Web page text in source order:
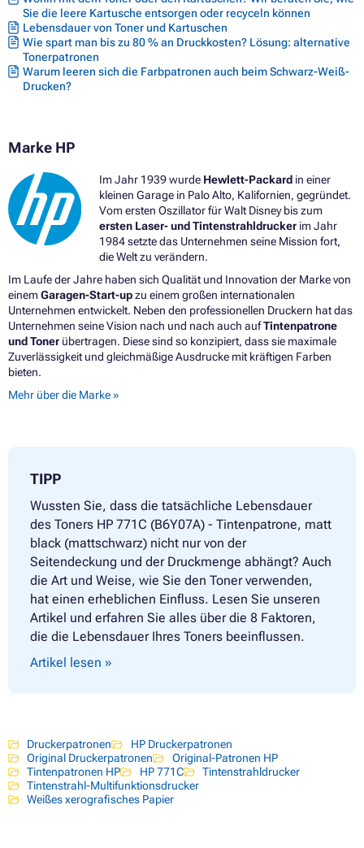
Sie die leere Kartusche entsorgen oder recyceln können
Lebensdauer von Toner und Kartuschen
Wie spart man bis zu 80 % an Druckkosten? Lösung: alternative
Tonerpatronen
Warum leeren sich die Farbpatronen auch beim Schwarz-Weiß-
Drucken?
Marke HP
Im Jahr 1939 wurde Hewlett-Packardin einer
kleinen Garage in Palo Alto, Kalifornien, gegründet.
Vom ersten Oszillator für Walt Disney bis zum
ersten Laser- und Tintenstrahldruckerim Jahr
1984 setzte das Unternehmen seine Mission fort,
die Welt zu verändern.
Im Laufe der Jahre haben sich Qualität und Innovation der Marke von
einemGaragen-Start-upzu einem großen internationalen
Unternehmen entwickelt. Neben den professionellen Druckern hat das
Unternehmen seine Vision nach und nach auch aufTintenpatrone
und Toner übertragen. Diese sind so konzipiert, dass sie maximale
Zuverlässigkeit und gleichmäßige Ausdrucke mit kräftigen Farben
bieten.
Mehr über die Marke »
TIPP
Wussten Sie, dass die tatsächliche Lebensdauer
des Toners HP 771C (B6Y07A) - Tintenpatrone, matt
black (mattschwarz) nicht nur von der
Seitendeckung und der Druckmenge abhängt? Auch
die Art und Weise, wie Sie den Toner verwenden,
hat einen erheblichen Einfluss. Lesen Sie unseren
Artikel und erfahren Sie alles über die 8 Faktoren,
die die Lebensdauer Ihres Toners beeinflussen.
Artikel lesen »
Druckerpatronen
HP Druckerpatronen
Original Druckerpatronen
Original-Patronen HP
Tintenpatronen HP
HP 771C
Tintenstrahldrucker
Tintenstrahl-Multifunktionsdrucker
Weißes xerografisches Papier